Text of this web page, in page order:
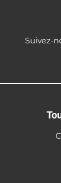
Suivez-